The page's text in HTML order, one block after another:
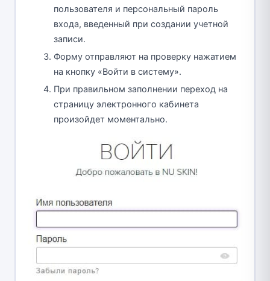
пользователя и персональный пароль
входа, введенный при создании учетной
записи.
Форму отправляют на проверку нажатием
на кнопку «Войти в систему».
При правильном заполнении переход на
страницу электронного кабинета
произойдет моментально.